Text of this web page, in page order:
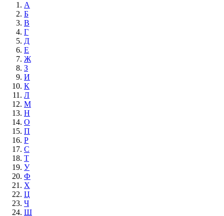
А
Б
В
Г
Д
Е
Ж
З
И
К
Л
М
Н
О
П
Р
С
Т
У
Ф
Х
Ц
Ч
Ш